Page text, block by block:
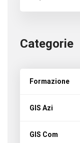
Categorie
Formazione
GIS Azi
GIS Com